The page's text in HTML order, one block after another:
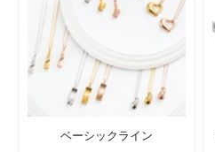
ベーシックライン